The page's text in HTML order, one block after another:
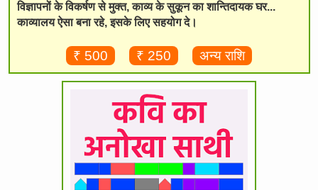
विज्ञापनों के विकर्षण से मुक्त, काव्य के सुकून का शान्तिदायक घर...
काव्यालय ऐसा बना रहे, इसके लिए सहयोग दे।
₹ 500 ₹ 250 अन्य राशि